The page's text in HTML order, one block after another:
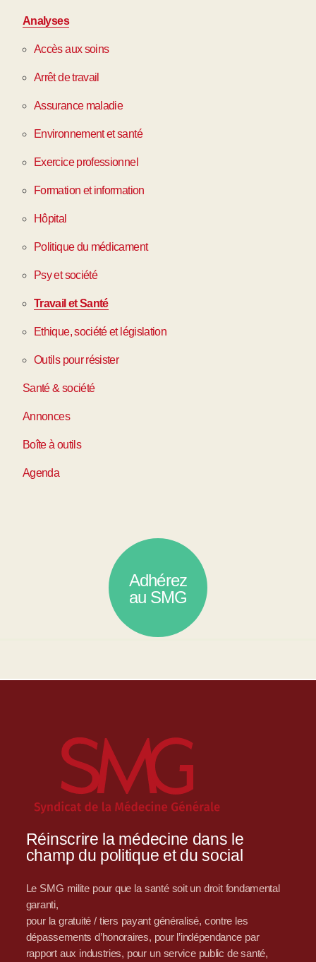
Analyses
Accès aux soins
Arrêt de travail
Assurance maladie
Environnement et santé
Exercice professionnel
Formation et information
Hôpital
Politique du médicament
Psy et société
Travail et Santé
Ethique, société et législation
Outils pour résister
Santé & société
Annonces
Boîte à outils
Agenda
Adhérez
au SMG
Réinscrire la médecine dans le
champ du politique et du social
Le SMG milite pour que la santé soit un droit fondamental
garanti,
pour la gratuité / tiers payant généralisé, contre les
dépassements d’honoraires, pour l’indépendance par
rapport aux industries, pour un service public de santé,